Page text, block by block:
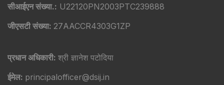
सीआईएन संख्या.: U22120PN2003PTC239888
जीएसटी संख्या: 27AACCR4303G1ZP
प्रधान अधिकारी: श्री ज्ञानेश पटोदिया
ईमेल: principalofficer@dsij.in